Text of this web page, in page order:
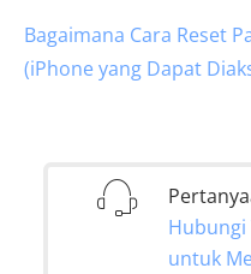
Bagaimana Cara Reset
(iPhone yang Dapat
Hubungi
untuk